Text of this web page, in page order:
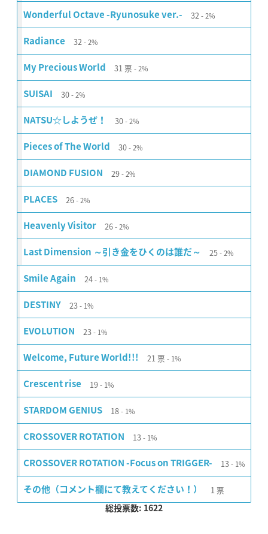
Wonderful Octave -Ryunosuke ver.- 32 2%
Radiance 32 2%
My Precious World 31 票 2%
SUISAI 30 2%
NATSU☆しようぜ！ 30 2%
Pieces of The World 30 2%
DIAMOND FUSION 29 2%
PLACES 26 2%
Heavenly Visitor 26 2%
Last Dimension ～引き金をひくのは誰だ～ 25 2%
Smile Again 24 1%
DESTINY 23 1%
EVOLUTION 23 1%
Welcome, Future World!!! 21 票 1%
Crescent rise 19 1%
STARDOM GENIUS 18 1%
CROSSOVER ROTATION 13 1%
CROSSOVER ROTATION -Focus on TRIGGER- 13 1%
その他（コメント欄にて教えてください！） 1 票
総投票数: 1622